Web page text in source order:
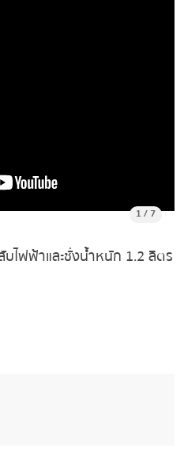
1 / 7
ไฟฟ้าและชั่งน้ำหนัก 1.2 ลิตร